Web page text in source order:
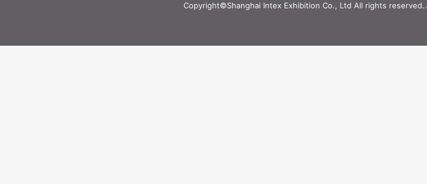
Copyright©Shanghai Intex Exhibition Co., Ltd All rights reserved..